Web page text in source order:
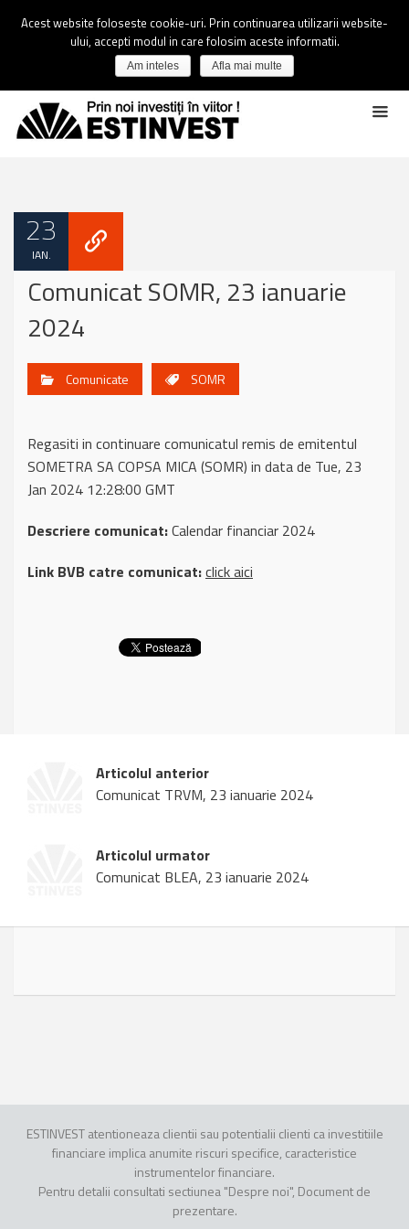
23
IAN.
Comunicat SOMR, 23 ianuarie
2024
Comunicate SOMR
Regasiti in continuare comunicatul remis de emitentul
SOMETRA SA COPSA MICA (SOMR) in data de Tue, 23
Jan 2024 12:28:00 GMT
Descriere comunicat:Calendar financiar 2024
Link BVB catre comunicat:click aici
Articolul anterior
Comunicat TRVM, 23 ianuarie 2024
Articolul urmator
Comunicat BLEA, 23 ianuarie 2024
ESTINVEST atentioneaza clientii sau potentialii clienti ca investitiile
financiare implica anumite riscuri specifice, caracteristice
instrumentelor financiare.
Pentru detalii consultati sectiunea "Despre noi", Document de
prezentare.
Acest website foloseste cookie-uri. Prin continuarea utilizarii website-
ului, accepti modul in care folosim aceste informatii.
Am inteles Afla mai multe